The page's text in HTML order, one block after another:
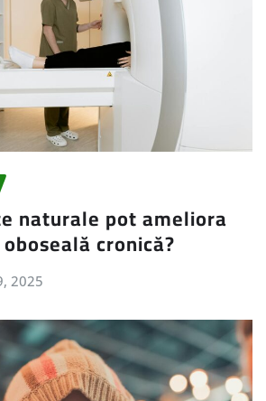
naturale pot ameliora
cronică?
2025